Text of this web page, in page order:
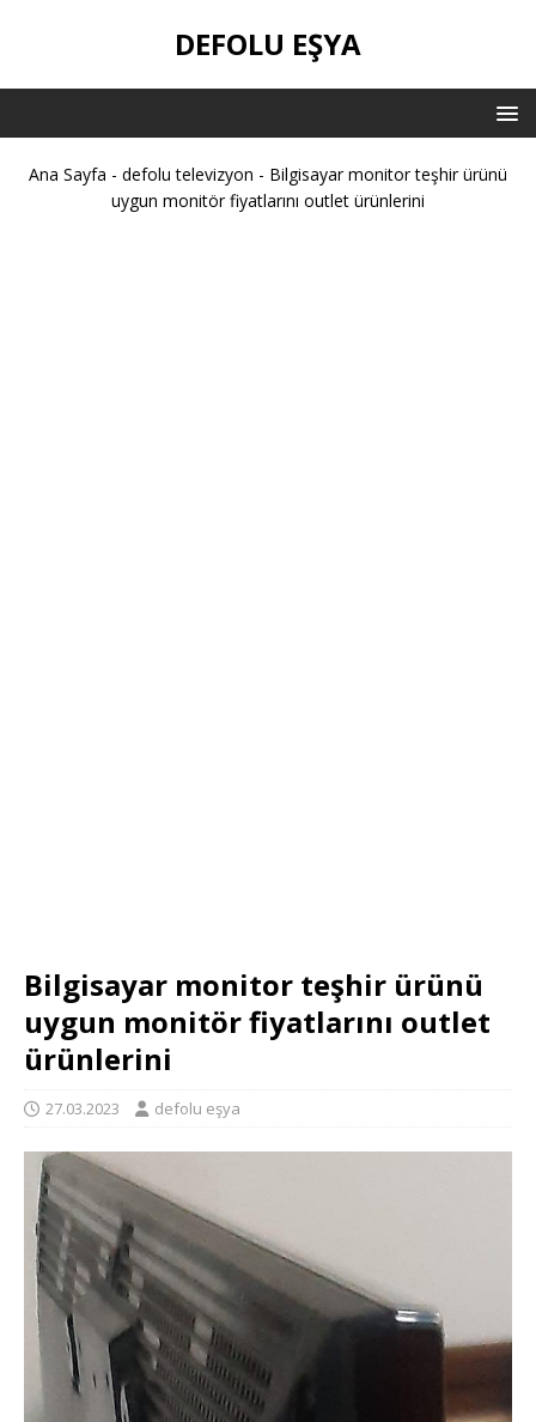
DEFOLU EŞYA
Ana Sayfa - defolu televizyon - Bilgisayar monitor teşhir ürünü
uygun monitör fiyatlarını outlet ürünlerini
Bilgisayar monitor teşhir ürünü
uygun monitör fiyatlarını outlet
ürünlerini
27.03.2023 defolu eşya